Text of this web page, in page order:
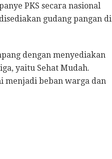
PKS secara nasional
gudang pangan di
dengan menyediakan
yaitu Sehat Mudah.
menjadi beban warga dan